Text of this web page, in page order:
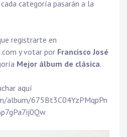
categoría pasarán a la
registrarte en
y votar por Francisco José
Mejor álbum de clásica.
aquí
album/675Bt3C04YzPMqpPn